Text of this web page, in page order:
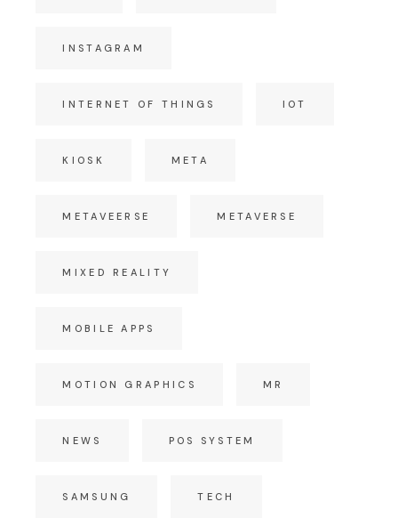
INSTAGRAM
INTERNET OF THINGS IOT
KIOSK META
METAVEERSE METAVERSE
MIXED REALITY
MOBILE APPS
MOTION GRAPHICS MR
NEWS POS SYSTEM
SAMSUNG TECH